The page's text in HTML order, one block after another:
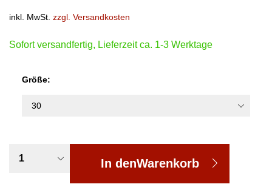
inkl. MwSt. zzgl. Versandkosten
Sofort versandfertig, Lieferzeit ca. 1-3 Werktage
Größe:
In denWarenkorb